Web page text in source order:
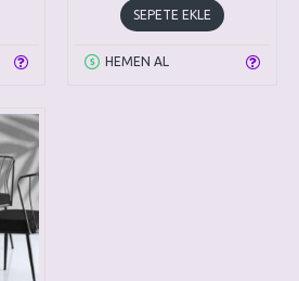
SEPETE EKLE
HEMEN AL